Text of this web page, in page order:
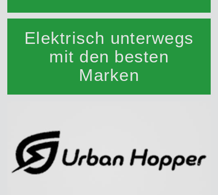
Elektrisch unterwegs
mit den besten
Marken